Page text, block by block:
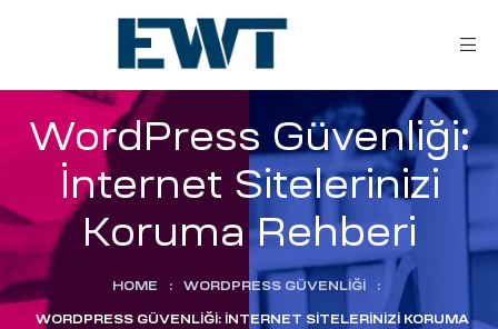
WordPress Güvenliği:
İnternet Sitelerinizi
Koruma Rehberi
HOME : WORDPRESS GÜVENLIĞI :
WORDPRESS GÜVENLIĞI: İNTERNET SITELERINIZI KORUMA